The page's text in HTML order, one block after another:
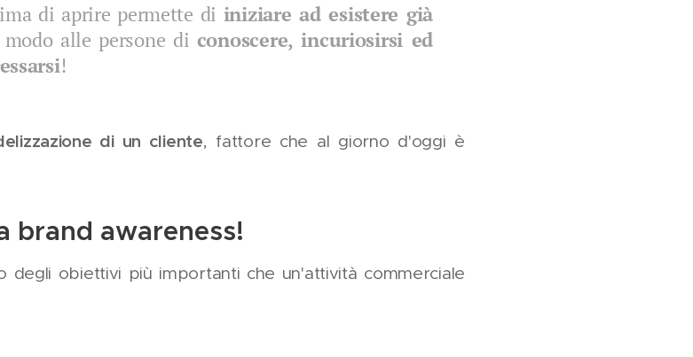
di aprire permette di iniziare ad esistere già
alle persone di conoscere, incuriosirsi ed
!
di un cliente, fattore che al giorno d'oggi è
brand awareness!
degli obiettivi più importanti che un'attività commerciale